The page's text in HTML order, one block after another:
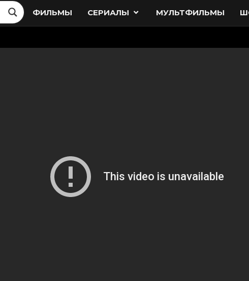
ФИЛЬМЫ СЕРИАЛЫ МУЛЬТФИЛЬМЫ